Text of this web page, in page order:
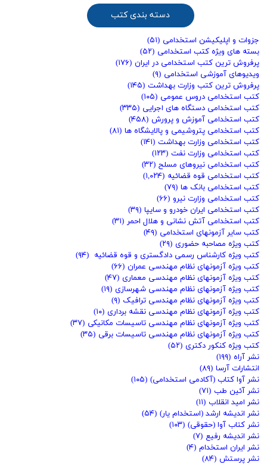
جزوات و اپلیکیشن استخدامی (۵۱)
بسته های ویژه کتب استخدامی (۵۲)
پرفروش ترین کتب استخدامی در ایران (۱۷۶)
ویدیوهای آموزشی استخدامی (۹)
پرفروش ترین کتب وزارت بهداشت (۱۴۵)
کتب استخدامی دروس عمومی (۱۰۵)
کتب استخدامی دستگاه های اجرایی (۳۳۵)
کتب استخدامی آموزش و پرورش (۴۵۸)
کتب استخدامی پتروشیمی و پالایشگاه ها (۸۱)
کتب استخدامی وزارت بهداشت (۱۴۱)
کتب استخدامی وزارت نفت (۱۲۳)
کتب استخدامی نیروهای مسلح (۳۲)
کتب استخدامی قوه قضائیه (۱,۰۲۴)
کتب استخدامی بانک ها (۷۹)
کتب استخدامی وزارت نیرو (۶۶)
کتب استخدامی ایران خودرو و سایپا (۳۹)
کتب استخدامی آتش نشانی و هلال احمر (۳۱)
کتب سایر آزمونهای استخدامی (۴۹)
کتب ویژه مصاحبه حضوری (۲۹)
کتب ویژه کارشناس رسمی دادگستری و قوه قضائیه (۹۴)
کتب ویژه آزمونهای نظام مهندسی عمران (۶۶)
کتب ویژه آزمونهای نظام مهندسی معماری (۴۷)
کتب ویژه آزمونهای نظام مهندسی شهرسازی (۱۹)
کتب ویژه آزمونهای نظام مهندسی ترافیک (۹)
کتب ویژه آزمونهای نظام مهندسی نقشه برداری (۱۰)
کتب ویژه آزمونهای نظام مهندسی تاسیسات مکانیکی (۳۷)
کتب ویژه آزمونهای نظام مهندسی تاسیسات برقی (۳۵)
کتب ویژه کنکور دکتری (۵۲)
نشر آراه (۱۹۹)
انتشارات آرسا (۸۹)
نشر آوا کتاب (آکادمی استخدامی) (۱۰۵)
نشر آئین طب (۷۱)
نشر امید انقلاب (۱۱)
نشر اندیشه ارشد (استخدام یار) (۵۴)
نشر کتاب آوا (حقوقی) (۱۰۳)
نشر اندیشه رفیع (۷)
نشر ایران استخدام (۴)
نشر پرستش (۸۴)
دسته بندی کتب